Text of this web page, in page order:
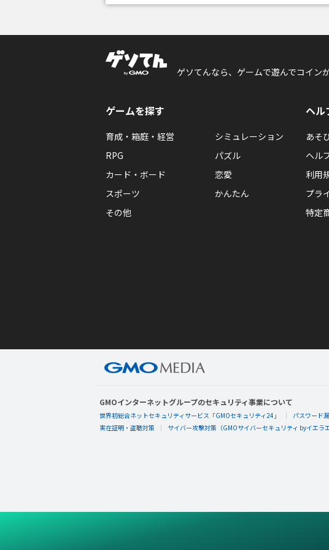
ゲソてんなら、ゲームで遊んでコイン
ゲームを探す
育成・箱庭・経営
シミュレーション
RPG
パズル
カード・ボード
恋愛
スポーツ
かんたん
その他
ヘル
あそ
ヘル
利用
プラ
特定
GMOインターネットグループのセキュリティ事業について
世界初総合ネットセキュリティサービス「GMOセキュリティ24」 パスワード
実在証明・盗聴対策
サイバー攻撃対策（GMOサイバーセキュリティ byイエラエ